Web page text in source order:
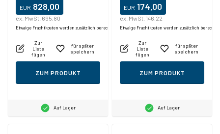
EUR 828,00
ex. MwSt. 695,80
Etwaige Frachtkosten werden zusätzlich berechnet.
Zur
Liste
fügen
für später
speichern
ZUM PRODUKT
Auf Lager
EUR 174,00
ex. MwSt. 146,22
Etwaige Frachtkosten werden zusätzlich
Zur
Liste
fügen
für später
speichern
ZUM PRODUKT
Auf Lager